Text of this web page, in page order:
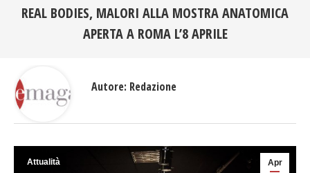
REAL BODIES, MALORI ALLA MOSTRA ANATOMICA
APERTA A ROMA L’8 APRILE
Apr
Attualità
Autore: Redazione